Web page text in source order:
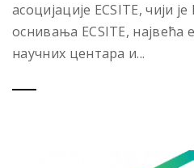
асоцијације ECSITE, чији
оснивања ECSITE, највећа
научних центара и...